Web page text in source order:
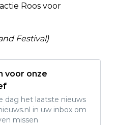
Roos voor
Festival)
voor onze
dag het laatste nieuws
in uw inbox om
missen